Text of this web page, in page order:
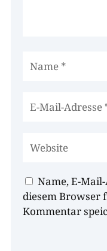
Name, E-
diesem Browser
Kommentar